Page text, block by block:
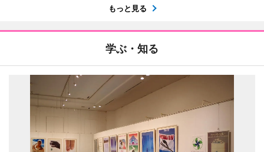
もっと見る
学ぶ・知る